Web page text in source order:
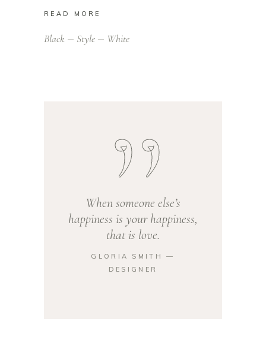
READ MORE
Black Style White
When someone else’s
happiness is your happiness,
that is love.
GLORIA SMITH ―
DESIGNER